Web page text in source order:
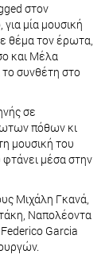
στον
μία μουσική
θέμα τον έρωτα,
και Μέλα
συνθέτη στο
σε
πόθων κι
μουσική του
φτάνει μέσα στην
Μιχάλη Γκανά,
Ναπολέοντα
Garcia